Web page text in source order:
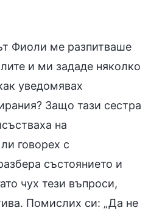
Фиоли ме разпитваше
и ми зададе няколко
уведомявах
Защо тази сестра
на
говорех с
състоянието и
чух тези въпроси,
Помислих си: „Да не